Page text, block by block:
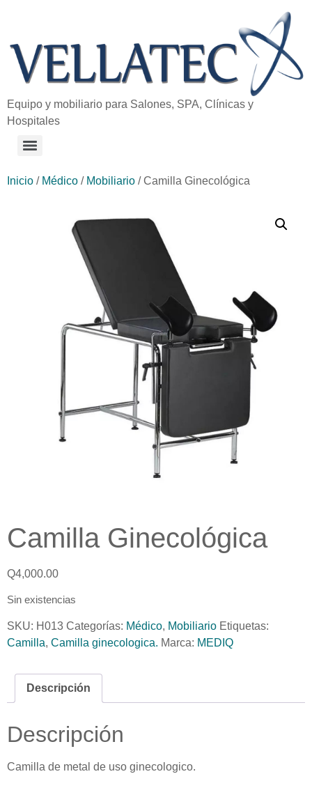
Equipo y mobiliario para Salones, SPA, Clínicas y
Hospitales
Inicio / Médico / Mobiliario / Camilla Ginecológica
Camilla Ginecológica
Q4,000.00
Sin existencias
SKU: H013 Categorías: Médico, Mobiliario Etiquetas:
Camilla, Camilla ginecologica. Marca: MEDIQ
Descripción
Descripción
Camilla de metal de uso ginecologico.